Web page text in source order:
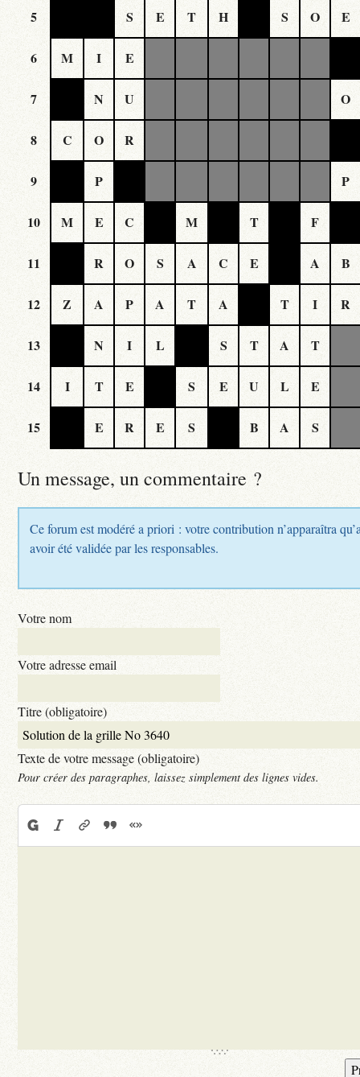
5 S E T H S O E
6 M I E
7 N U O
8 C O R
9 P P
10 M E C M T F
11 R O S A C E A B
12 Z A P A T A T I R
13 N I L S T A T
14 I T E S E U L E
15 E R E S B A S
Un message, un commentaire ?
Ce forum est modéré a priori : votre contribution n’apparaîtra
avoir été validée par les responsables.
Votre nom
Votre adresse email
Titre (obligatoire)
Texte de votre message (obligatoire)
Pour créer des paragraphes, laissez simplement des lignes vides.